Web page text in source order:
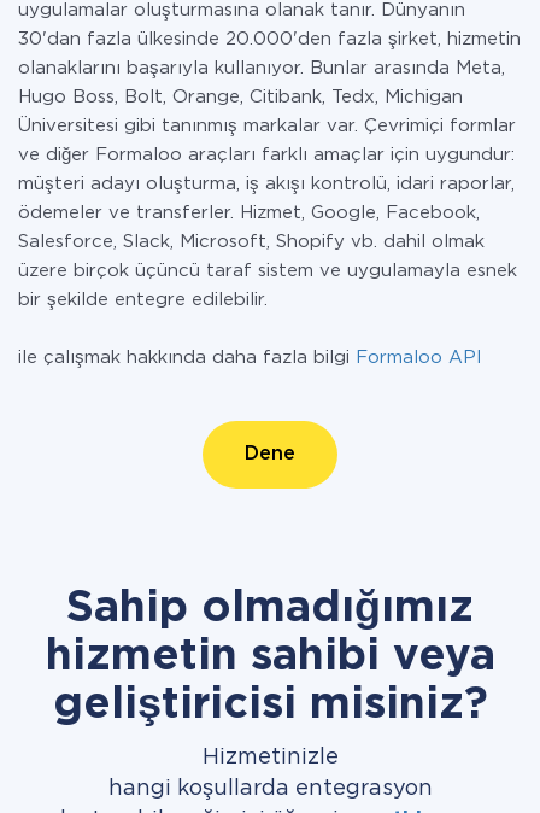
uygulamalar oluşturmasına olanak tanır. Dünyanın
30'dan fazla ülkesinde 20.000'den fazla şirket, hizmetin
olanaklarını başarıyla kullanıyor. Bunlar arasında Meta,
Hugo Boss, Bolt, Orange, Citibank, Tedx, Michigan
Üniversitesi gibi tanınmış markalar var. Çevrimiçi formlar
ve diğer Formaloo araçları farklı amaçlar için uygundur:
müşteri adayı oluşturma, iş akışı kontrolü, idari raporlar,
ödemeler ve transferler. Hizmet, Google, Facebook,
Salesforce, Slack, Microsoft, Shopify vb. dahil olmak
üzere birçok üçüncü taraf sistem ve uygulamayla esnek
bir şekilde entegre edilebilir.
ile çalışmak hakkında daha fazla bilgi Formaloo API
Dene
Sahip olmadığımız
hizmetin sahibi veya
geliştiricisi misiniz?
Hizmetinizle
hangi koşullarda entegrasyon